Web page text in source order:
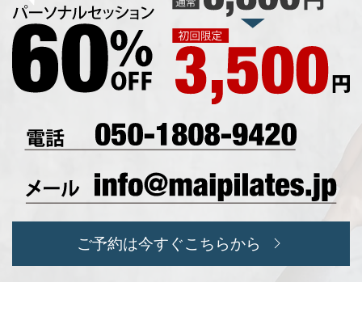
ご予約は今すぐこちらから